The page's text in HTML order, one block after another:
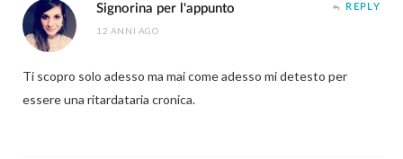
Signorina per l'appunto
12 ANNI AGO
REPLY
Ti scopro solo adesso ma mai come adesso mi detesto per
essere una ritardataria cronica.